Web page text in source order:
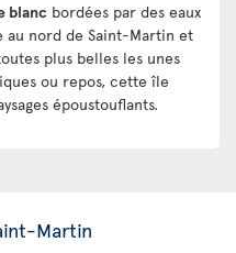
blanc bordées par des eaux
nord de Saint-Martin et
plus belles les unes
ou repos, cette île
époustouflants.
Martin